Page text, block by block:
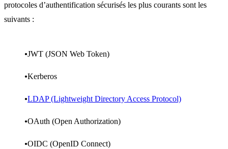
protocoles d’authentification sécurisés les plus courants sont les
suivants :
JWT (JSON Web Token)
Kerberos
LDAP (Lightweight Directory Access Protocol)
OAuth (Open Authorization)
OIDC (OpenID Connect)